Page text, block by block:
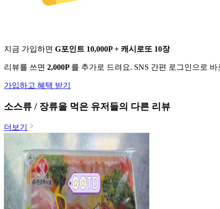
지금 가입하면 G포인트 10,000P + 캐시로또 10장
리뷰를 쓰면 2,000P 를 추가로 드려요. SNS 간편 로그인으로
가입하고 혜택 받기
소스류 / 장류을 먹은 유저들의 다른 리뷰
더보기